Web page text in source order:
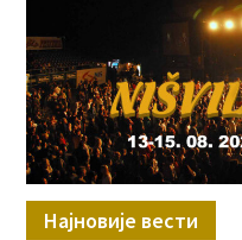
Најновије вести